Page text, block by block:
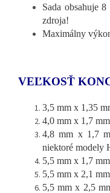
Sada obsahuje
zdroja!
Maximálny
VEĽKOSŤ
3,5 mm x 1,35
4,0 mm x 1,7
4,8 mm x 1,7
niektoré modely
5,5 mm x 1,7
5,5 mm x 2,1 mm
5,5 mm x 2,5